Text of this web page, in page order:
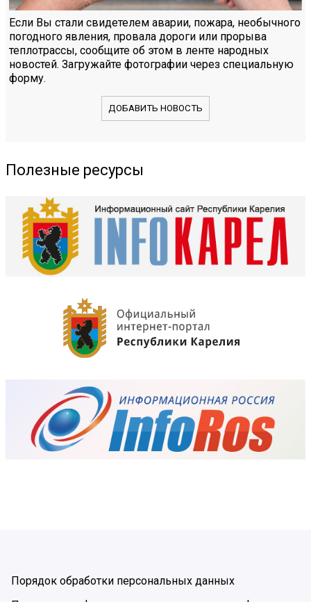
Если Вы стали свидетелем аварии, пожара, необычного
погодного явления, провала дороги или прорыва
теплотрассы, сообщите об этом в ленте народных
новостей. Загружайте фотографии через специальную
форму.
ДОБАВИТЬ НОВОСТЬ
Полезные ресурсы
Порядок обработки персональных данных